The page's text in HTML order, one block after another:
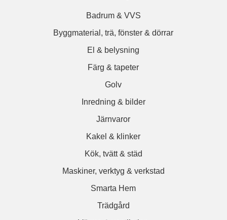
Badrum & VVS
Byggmaterial, trä, fönster & dörrar
El & belysning
Färg & tapeter
Golv
Inredning & bilder
Järnvaror
Kakel & klinker
Kök, tvätt & städ
Maskiner, verktyg & verkstad
Smarta Hem
Trädgård